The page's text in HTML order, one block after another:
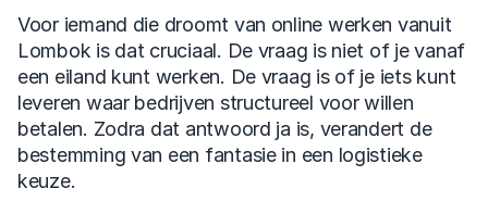
Voor iemand die droomt van online werken vanuit
Lombok is dat cruciaal. De vraag is niet of je vanaf
een eiland kunt werken. De vraag is of je iets kunt
leveren waar bedrijven structureel voor willen
betalen. Zodra dat antwoord ja is, verandert de
bestemming van een fantasie in een logistieke
keuze.